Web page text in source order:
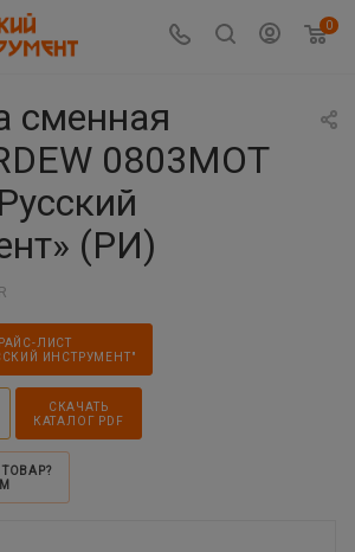
0
сменная
0803MOT
(РИ)
ЛИСТ
ИНСТРУМЕНТ"
СКАЧАТЬ
КАТАЛОГ PDF